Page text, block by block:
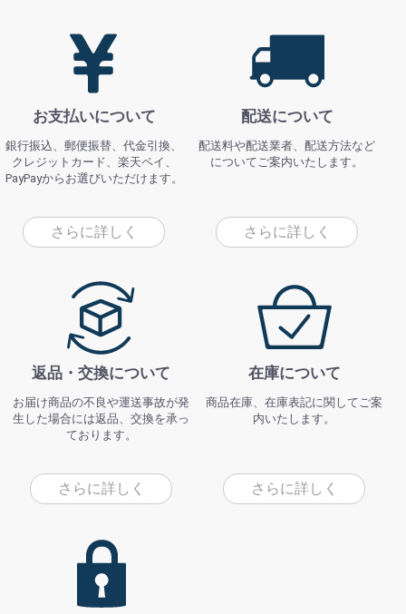
お支払いについて
銀行振込、郵便振替、代金引換、
クレジットカード、楽天ペイ、
PayPayからお選びいただけます。
さらに詳しく
配送について
配送料や配送業者、配送方法など
についてご案内いたします。
さらに詳しく
返品・交換について
お届け商品の不良や運送事故が発
生した場合には返品、交換を承っ
ております。
さらに詳しく
在庫について
商品在庫、在庫表記に関してご案
内いたします。
さらに詳しく